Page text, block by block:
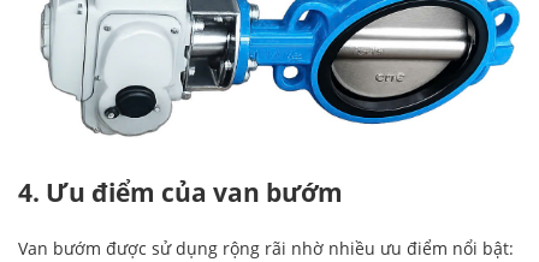
4. Ưu điểm của van bướm
Van bướm được sử dụng rộng rãi nhờ nhiều ưu điểm nổi bật: